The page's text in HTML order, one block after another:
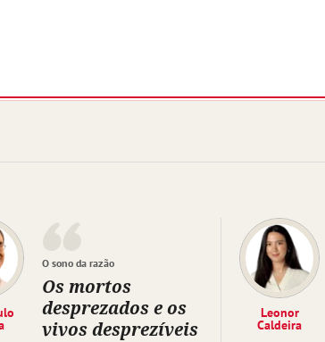
O sono da razão
Os mortos
desprezados e os
vivos desprezíveis
Leonor
Caldeira